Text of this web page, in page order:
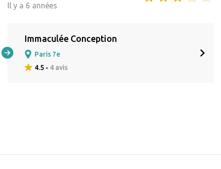
Il y a 6 années
Immaculée Conception
Paris 7e
4.5 - 4 avis